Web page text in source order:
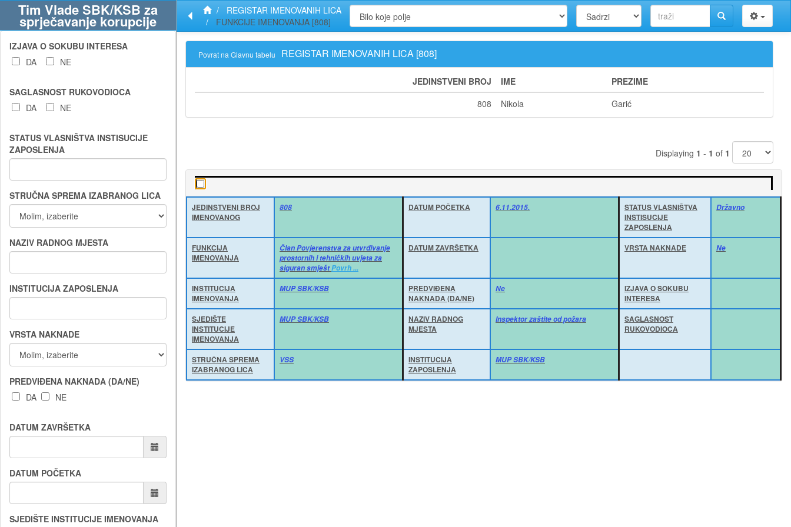
Preskoči
podatke
Preskoči
izbornik
Preskoči
pretragu
Popis
kraticaTim Vlade SBK/KSB za
sprječavanje korupcije
IZJAVA O SOKUBU INTERESA
DA
NE
SAGLASNOST RUKOVODIOCA
DA
NE
STATUS VLASNIŠTVA INSTISUCIJE
ZAPOSLENJA
STRUČNA SPREMA IZABRANOG LICA
NAZIV RADNOG MJESTA
INSTITUCIJA ZAPOSLENJA
VRSTA NAKNADE
PREDVIĐENA NAKNADA (DA/NE)
DA
NE
DATUM ZAVRŠETKA
DATUM POČETKA
SJEDIŠTE INSTITUCIJE IMENOVANJA
REGISTAR IMENOVANIH LICA
FUNKCIJE IMENOVANJA [808]
Povrat na Glavnu tabelu REGISTAR IMENOVANIH LICA [808]
JEDINSTVENI BROJ IME
PREZIME
808
Nikola Garić
Displaying 1 - 1 of 1
JEDINSTVENI BROJ
IMENOVANOG
808 DATUM POČETKA 6.11.2015.
STATUS VLASNIŠTVA
INSTISUCIJE
ZAPOSLENJA
Državno
FUNKCIJA
IMENOVANJA
Član Povjerenstva za utvrđivanje
prostornih i tehničkih uvjeta za
siguran smještPovrh ...
DATUM ZAVRŠETKA VRSTA NAKNADE Ne
INSTITUCIJA
IMENOVANJA
MUP SBK/KSB
PREDVIĐENA
NAKNADA (DA/NE)
Ne
IZJAVA O SOKUBU
INTERESA
SJEDIŠTE
INSTITUCIJE
IMENOVANJA
MUP SBK/KSB
NAZIV RADNOG
MJESTA
Inspektor zaštite od požara
SAGLASNOST
RUKOVODIOCA
STRUČNA SPREMA
IZABRANOG LICA
VSS
INSTITUCIJA
ZAPOSLENJA
MUP SBK/KSB